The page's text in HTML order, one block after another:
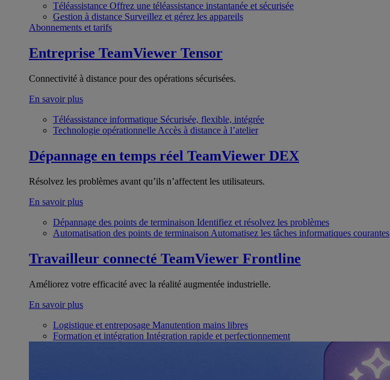
Téléassistance Offrez une téléassistance instantanée et sécurisée
Gestion à distance Surveillez et gérez les appareils
Abonnements et tarifs
Entreprise TeamViewer Tensor
Connectivité à distance pour des opérations sécurisées.
En savoir plus
Téléassistance informatique Sécurisée, flexible, intégrée
Technologie opérationnelle Accès à distance à l’atelier
Dépannage en temps réel TeamViewer DEX
Résolvez les problèmes avant qu’ils n’affectent les utilisateurs.
En savoir plus
Dépannage des points de terminaison Identifiez et résolvez les problèmes
Automatisation des points de terminaison Automatisez les tâches informatiques courantes
Travailleur connecté TeamViewer Frontline
Améliorez votre efficacité avec la réalité augmentée industrielle.
En savoir plus
Logistique et entreposage Manutention mains libres
Formation et intégration Intégration rapide et perfectionnement